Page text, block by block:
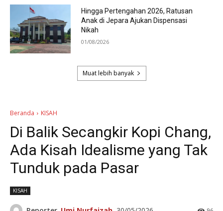
Hingga Pertengahan 2026, Ratusan
Anak di Jepara Ajukan Dispensasi
Nikah
01/08/2026
Muat lebih banyak